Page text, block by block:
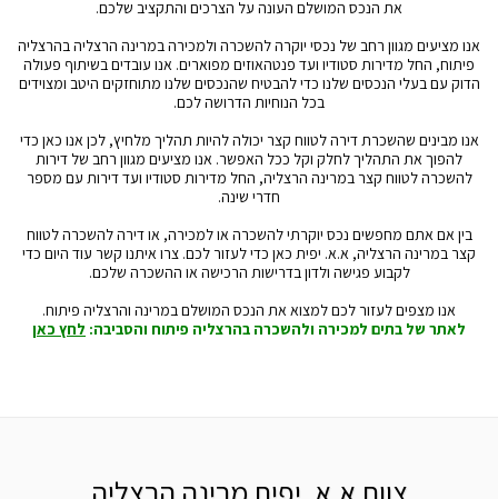
את הנכס המושלם העונה על הצרכים והתקציב שלכם.
אנו מציעים מגוון רחב של נכסי יוקרה להשכרה ולמכירה במרינה הרצליה בהרצליה
פיתוח, החל מדירות סטודיו ועד פנטהאוזים מפוארים. אנו עובדים בשיתוף פעולה
הדוק עם בעלי הנכסים שלנו כדי להבטיח שהנכסים שלנו מתוחזקים היטב ומצוידים
בכל הנוחיות הדרושה לכם.
אנו מבינים שהשכרת דירה לטווח קצר יכולה להיות תהליך מלחיץ, לכן אנו כאן כדי
להפוך את התהליך לחלק וקל ככל האפשר. אנו מציעים מגוון רחב של דירות
להשכרה לטווח קצר במרינה הרצליה, החל מדירות סטודיו ועד דירות עם מספר
חדרי שינה.
בין אם אתם מחפשים נכס יוקרתי להשכרה או למכירה, או דירה להשכרה לטווח
קצר במרינה הרצליה, א.א. יפית כאן כדי לעזור לכם. צרו איתנו קשר עוד היום כדי
לקבוע פגישה ולדון בדרישות הרכישה או ההשכרה שלכם.
אנו מצפים לעזור לכם למצוא את הנכס המושלם במרינה והרצליה פיתוח.
לאתר של בתים למכירה ולהשכרה בהרצליה פיתוח והסביבה:לחץ כאן